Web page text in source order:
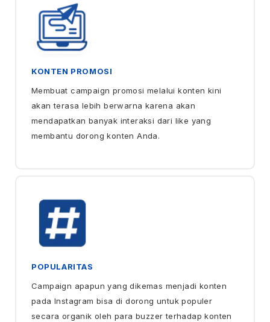
KONTEN PROMOSI
Membuat campaign promosi melalui konten kini
akan terasa lebih berwarna karena akan
mendapatkan banyak interaksi dari like yang
membantu dorong konten Anda.
POPULARITAS
Campaign apapun yang dikemas menjadi konten
pada Instagram bisa di dorong untuk populer
secara organik oleh para buzzer terhadap konten